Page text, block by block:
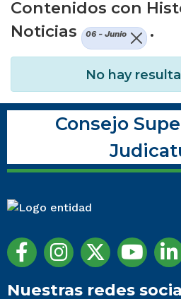
Contenidos con
Noticias
06 - Junio .
No hay
Consejo
Nuestras redes